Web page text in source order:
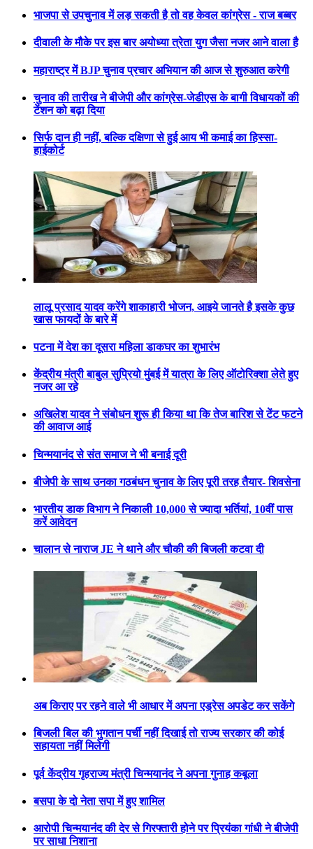
भाजपा से उपचुनाव में लड़ सकती है तो वह केवल कांग्रेस - राज बब्बर
दीवाली के मौके पर इस बार अयोध्या त्रेता युग जैसा नजर आने वाला है
महाराष्ट्र में BJP चुनाव प्रचार अभियान की आज से शुरुआत करेगी
चुनाव की तारीख ने बीजेपी और कांग्रेस-जेडीएस के बागी विधायकों की
टेंशन को बढ़ा दिया
सिर्फ दान ही नहीं, बल्कि दक्षिणा से हुई आय भी कमाई का हिस्सा-
हाईकोर्ट
लालू प्रसाद यादव करेंगे शाकाहारी भोजन, आइये जानते है इसके कुछ
खास फायदों के बारे में
पटना में देश का दूसरा महिला डाकघर का शुभारंभ
केंद्रीय मंत्री बाबुल सुप्रियो मुंबई में यात्रा के लिए ऑटोरिक्शा लेते हुए
नजर आ रहे
अखिलेश यादव ने संबोधन शुरू ही किया था कि तेज बारिश से टेंट फटने
की आवाज आई
चिन्मयानंद से संत समाज ने भी बनाई दूरी
बीजेपी के साथ उनका गठबंधन चुनाव के लिए पूरी तरह तैयार- शिवसेना
भारतीय डाक विभाग ने निकाली 10,000 से ज्यादा भर्तियां, 10वीं पास
करें आवेदन
चालान से नाराज JE ने थाने और चौकी की बिजली कटवा दी
अब किराए पर रहने वाले भी आधार में अपना एड्रेस अपडेट कर सकेंगे
बिजली बिल की भुगतान पर्ची नहीं दिखाई तो राज्य सरकार की कोई
सहायता नहीं मिलेगी
पूर्व केंद्रीय गृहराज्य मंत्री चिन्मयानंद ने अपना गुनाह कबूला
बसपा के दो नेता सपा में हुए शामिल
आरोपी चिन्मयानंद की देर से गिरफ्तारी होने पर प्रियंका गांधी ने बीजेपी
पर साधा निशाना